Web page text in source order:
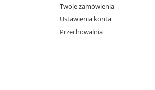
Twoje zamówienia
Ustawienia konta
Przechowalnia